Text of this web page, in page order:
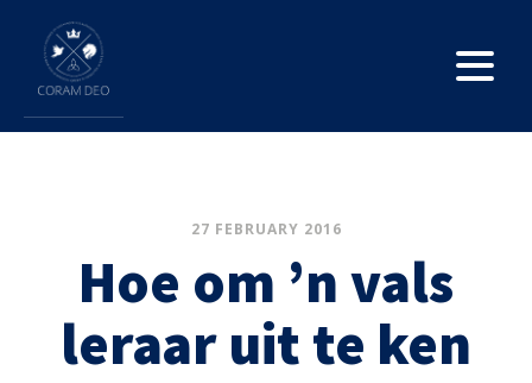
27 FEBRUARY 2016
Hoe om ’n vals
leraar uit te ken